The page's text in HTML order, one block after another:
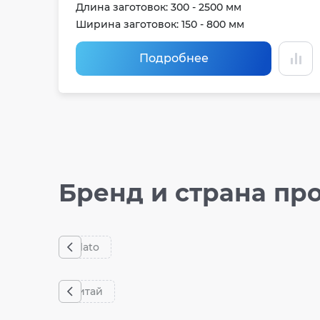
Длина заготовок: 300 - 2500 мм
Ширина заготовок: 150 - 800 мм
Подробнее
Бренд и страна
Filato
Китай